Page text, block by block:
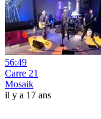
56:49
Carre 21
Mosaik
il y a 17 ans